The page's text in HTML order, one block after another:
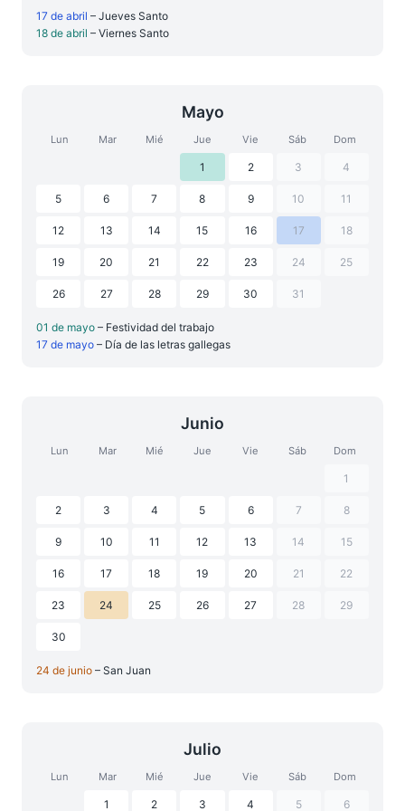
17 de abril – Jueves Santo
18 de abril – Viernes Santo
Mayo
Lun Mar Mié Jue Vie Sáb Dom
1 2 3 4
5 6 7 8 9 10 11
12 13 14 15 16 17 18
19 20 21 22 23 24 25
26 27 28 29 30 31
01 de mayo – Festividad del trabajo
17 de mayo – Día de las letras gallegas
Junio
Lun Mar Mié Jue Vie Sáb Dom
1
2 3 4 5 6 7 8
9 10 11 12 13 14 15
16 17 18 19 20 21 22
23 24 25 26 27 28 29
30
24 de junio – San Juan
Julio
Lun Mar Mié Jue Vie Sáb Dom
1 2 3 4 5 6